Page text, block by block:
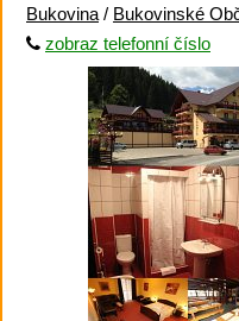
Bukovina / Bukovinské
zobraz telefonní číslo